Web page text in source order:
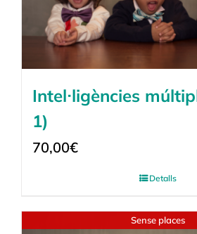
Intel·ligències
1)
70,00€
Detalls
Sense places